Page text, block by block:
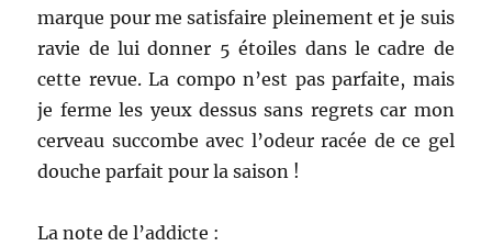
marque pour me satisfaire pleinement et je suis
ravie de lui donner 5 étoiles dans le cadre de
cette revue. La compo n’est pas parfaite, mais
je ferme les yeux dessus sans regrets car mon
cerveau succombe avec l’odeur racée de ce gel
douche parfait pour la saison !
La note de l’addicte :